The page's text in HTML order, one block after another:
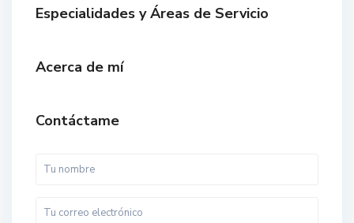
Especialidades y Áreas de Servicio
Acerca de mí
Contáctame